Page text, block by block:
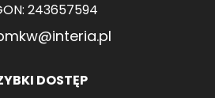
243657594
DOSTĘP